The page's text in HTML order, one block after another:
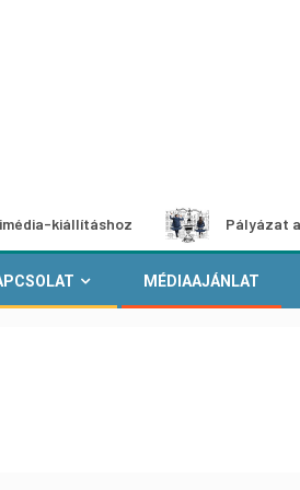
Pályázat a nemek
MÉDIAAJÁNLAT